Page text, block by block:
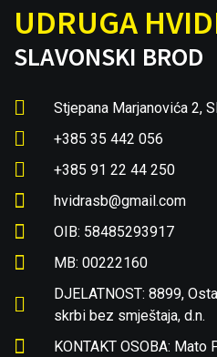
UDRUGA
SLAVONSKI BROD
Stjepana Marjanovića 2,
+385 35 442 056
+385 91 22 44 250
hvidrasb@gmail.com
OIB: 58485293917
MB: 00222160
DJELATNOST: 8899,
skrbi bez smještaja, d.n.
KONTAKT OSOBA: Mato